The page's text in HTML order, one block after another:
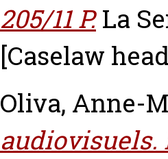
205/11 P. La
[Caselaw
Oliva, Anne-
audiovisuels.